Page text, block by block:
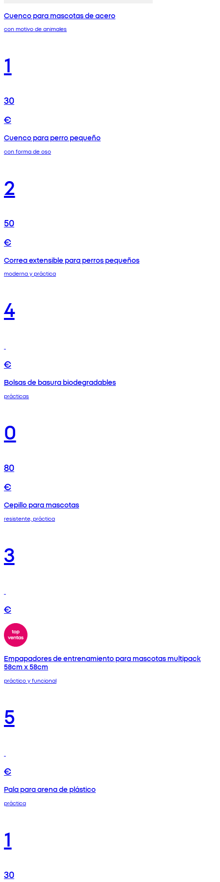
Cuenco para mascotas de acero
con motivo de animales
1
30
€
Cuenco para perro pequeño
con forma de oso
2
50
€
Correa extensible para perros pequeños
moderna y práctica
4
€
Bolsas de basura biodegradables
prácticas
0
80
€
Cepillo para mascotas
resistente, práctica
3
€
Empapadores de entrenamiento para mascotas multipack
58cm x 58cm
práctico y funcional
5
€
Pala para arena de plástico
práctica
1
30